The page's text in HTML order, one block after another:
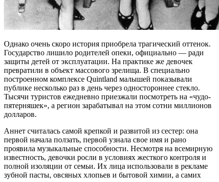
Однако очень скоро история приобрела трагический оттенок.
Государство лишило родителей опеки, официально — ради
защиты детей от эксплуатации. На практике же девочек
превратили в объект массового зрелища. В специально
построенном комплексе Quintland малышей показывали
публике несколько раз в день через одностороннее стекло.
Тысячи туристов ежедневно приезжали посмотреть на «чудо-
пятерняшек», а регион зарабатывал на этом сотни миллионов
долларов.
Аннет считалась самой крепкой и развитой из сестер: она
первой начала ползать, первой узнала свое имя и рано
проявила музыкальные способности. Несмотря на всемирную
известность, девочки росли в условиях жесткого контроля и
полной изоляции от семьи. Их лица использовали в рекламе
зубной пасты, овсяных хлопьев и бытовой химии, а самих